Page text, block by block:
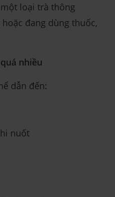
loại trà thông
đang dùng thuốc,
nhiều
dẫn đến:
nuốt